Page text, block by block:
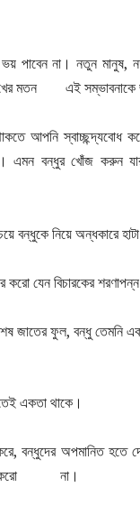
পাবেন না। নতুন মানুষ,
মতন এই সম্ভাবনাকে
আপনি স্বাচ্ছন্দ্যবোধ
এমন বন্ধুর খোঁজ করুন
বন্ধুকে নিয়ে অন্ধকারে
করো যেন বিচারকের
জাতের ফুল, বন্ধু তেমনি
একতা থাকে।
বন্ধুদের অপমানিত হতে
করো না।